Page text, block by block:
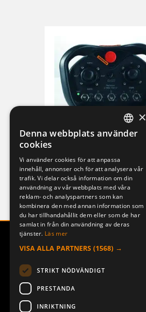
T-RX 100J
T-RX13
SWEDISH
DEUTSCH
×
Denna webbplats använder
cookies
Vi använder cookies för att anpassa
innehåll, annonser och för att analysera vår
trafik. Vi delar också information om din
användning av vår webbplats med våra
reklam- och analyspartners som kan
kombinera den med annan information som
du har tillhandahållit dem eller som de har
samlat in från din användning av deras
tjänster. Läs mer
VISA ALLA PARTNERS (1568) →
STRIKT NÖDVÄNDIGT
PRESTANDA
INRIKTNING